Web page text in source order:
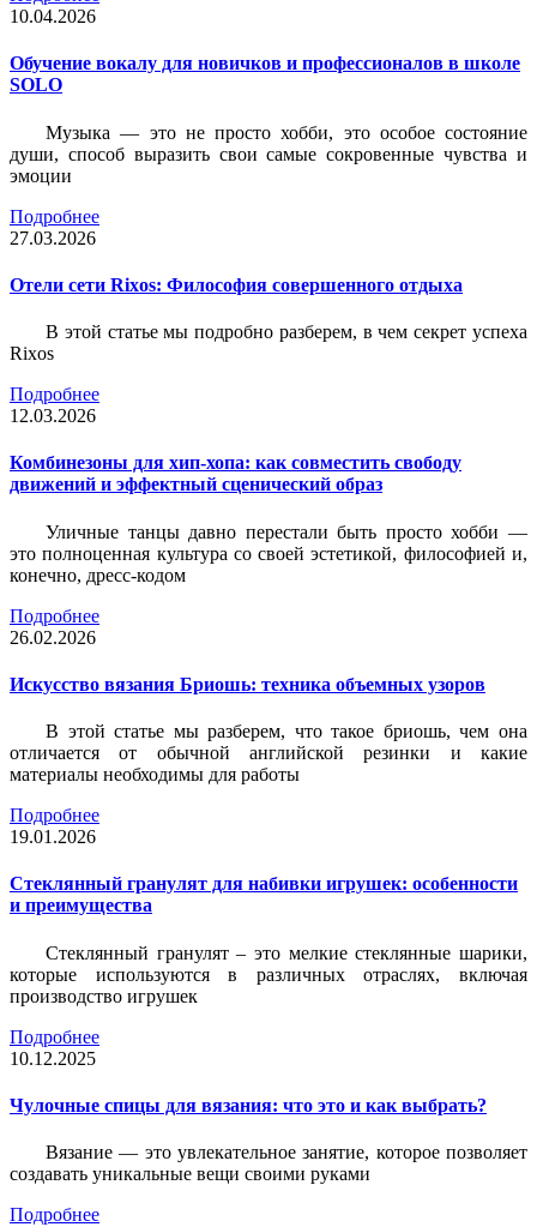
10.04.2026
Обучение вокалу для новичков и профессионалов в школе
SOLO
Музыка — это не просто хобби, это особое состояние
души, способ выразить свои самые сокровенные чувства и
эмоции
Подробнее
27.03.2026
Отели сети Rixos: Философия совершенного отдыха
В этой статье мы подробно разберем, в чем секрет успеха
Rixos
Подробнее
12.03.2026
Комбинезоны для хип-хопа: как совместить свободу
движений и эффектный сценический образ
Уличные танцы давно перестали быть просто хобби —
это полноценная культура со своей эстетикой, философией и,
конечно, дресс-кодом
Подробнее
26.02.2026
Искусство вязания Бриошь: техника объемных узоров
В этой статье мы разберем, что такое бриошь, чем она
отличается от обычной английской резинки и какие
материалы необходимы для работы
Подробнее
19.01.2026
Стеклянный гранулят для набивки игрушек: особенности
и преимущества
Стеклянный гранулят – это мелкие стеклянные шарики,
которые используются в различных отраслях, включая
производство игрушек
Подробнее
10.12.2025
Чулочные спицы для вязания: что это и как выбрать?
Вязание — это увлекательное занятие, которое позволяет
создавать уникальные вещи своими руками
Подробнее